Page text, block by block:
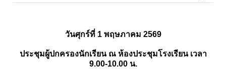
วันศุกร์ที่ 1 พฤษภาคม 2569
ประชุมผู้ปกครองนักเรียน ณ ห้องประชุมโรงเรียน เวลา
9.00-10.00 น.